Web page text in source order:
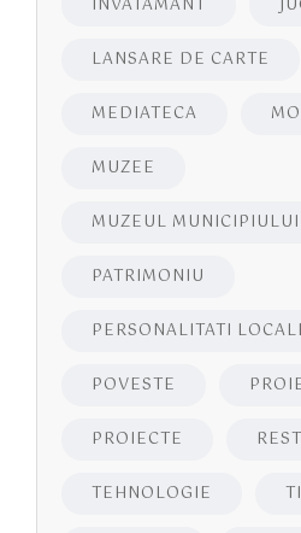
INVATAMANT
LANSARE DE CARTE
MEDIATECA
MUZEE
MUZEUL MUNICIPIULUI
PATRIMONIU
PERSONALITATI
POVESTE
PROIECTE
TEHNOLOGIE